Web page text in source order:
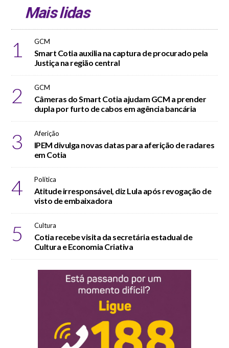
Mais lidas
1 GCM
Smart Cotia auxilia na captura de procurado pela
Justiça na região central
2 GCM
Câmeras do Smart Cotia ajudam GCM a prender
dupla por furto de cabos em agência bancária
3 Aferição
IPEM divulga novas datas para aferição de radares
em Cotia
4 Política
Atitude irresponsável, diz Lula após revogação de
visto de embaixadora
5 Cultura
Cotia recebe visita da secretária estadual de
Cultura e Economia Criativa